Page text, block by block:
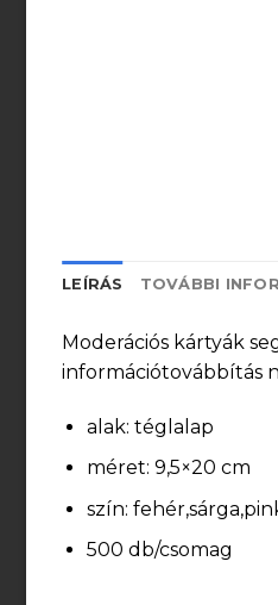
LEÍRÁS TOVÁBBI
Moderációs kártyák
információtovábbítás
alak: téglalap
méret: 9,5×20 cm
szín:
500 db/csomag